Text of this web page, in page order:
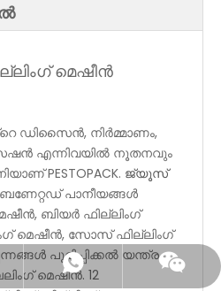
മെഷീൻ
ഡിസൈൻ, നിർമ്മാണം,
എന്നിവയിൽ നൂതനവും
PESTOPACK. ജ്യൂസ്
പാനീയങ്ങൾ
ബിയർ ഫില്ലിംഗ്
മെഷീൻ, സോസ് ഫില്ലിംഗ്
പൂരിപ്പിക്കൽ യന്ത്രം,
മെഷീൻ. 12
18151995436
വെചാറ്റ്